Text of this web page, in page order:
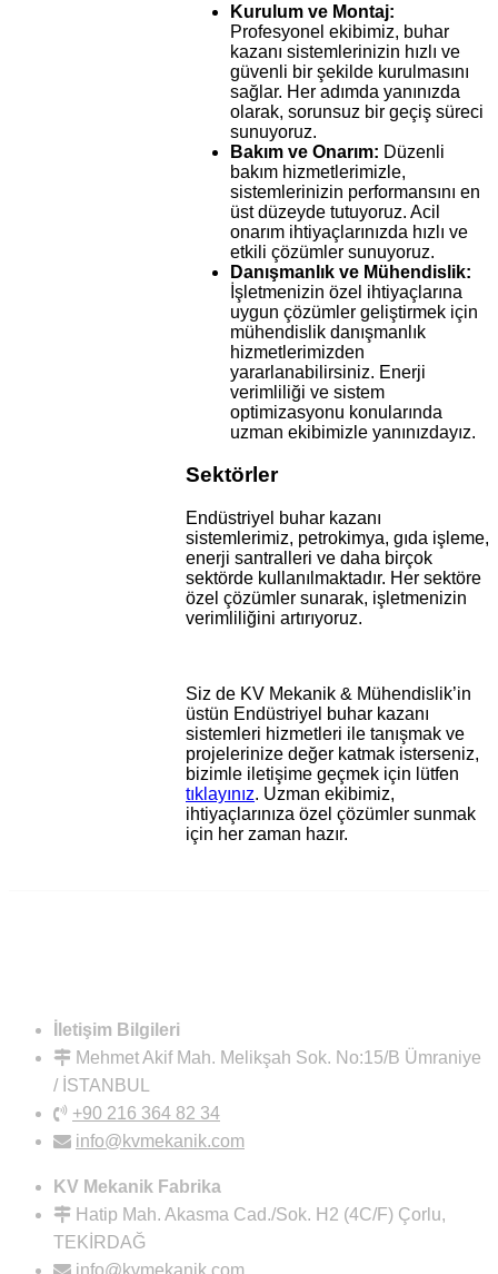
Kurulum ve Montaj:
Profesyonel ekibimiz, buhar
kazanı sistemlerinizin hızlı ve
güvenli bir şekilde kurulmasını
sağlar. Her adımda yanınızda
olarak, sorunsuz bir geçiş süreci
sunuyoruz.
Bakım ve Onarım: Düzenli
bakım hizmetlerimizle,
sistemlerinizin performansını en
üst düzeyde tutuyoruz. Acil
onarım ihtiyaçlarınızda hızlı ve
etkili çözümler sunuyoruz.
Danışmanlık ve Mühendislik:
İşletmenizin özel ihtiyaçlarına
uygun çözümler geliştirmek için
mühendislik danışmanlık
hizmetlerimizden
yararlanabilirsiniz. Enerji
verimliliği ve sistem
optimizasyonu konularında
uzman ekibimizle yanınızdayız.
Sektörler
Endüstriyel buhar kazanı
sistemlerimiz, petrokimya, gıda işleme,
enerji santralleri ve daha birçok
sektörde kullanılmaktadır. Her sektöre
özel çözümler sunarak, işletmenizin
verimliliğini artırıyoruz.
Siz de KV Mekanik & Mühendislik’in
üstün Endüstriyel buhar kazanı
sistemleri hizmetleri ile tanışmak ve
projelerinize değer katmak isterseniz,
bizimle iletişime geçmek için lütfen
tıklayınız. Uzman ekibimiz,
ihtiyaçlarınıza özel çözümler sunmak
için her zaman hazır.
İletişim Bilgileri
Mehmet Akif Mah. Melikşah Sok. No:15/B Ümraniye
/ İSTANBUL
+90 216 364 82 34
info@kvmekanik.com
KV Mekanik Fabrika
Hatip Mah. Akasma Cad./Sok. H2 (4C/F) Çorlu,
TEKİRDAĞ
info@kvmekanik.com